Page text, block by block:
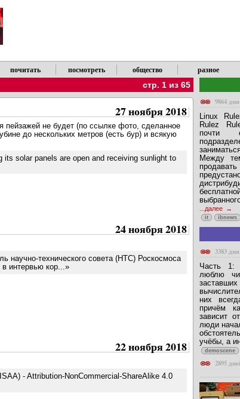
почитать посмотреть общество разное
стр. 1 из 65
27 ноября 2018
пейзажей не будет (по ссылке фото, сделанное
до нескольких метров (есть бур) и всякую
its solar panels are open and receiving sunlight to
24 ноября 2018
научно-технического совета (НТС) Роскосмоса
в интервью кор...»
22 ноября 2018
- Attribution-NonCommercial-ShareAlike 4.0
9864
Linux
Rulez
почти
Между
...далее
it ibnews
3383
Часть 1:
люблю
них
причём
зависит
люди
учёбы, а
demoscene
2895